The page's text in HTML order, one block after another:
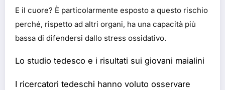
E il cuore? È particolarmente esposto a questo rischio
perché, rispetto ad altri organi, ha una capacità più
bassa di difendersi dallo stress ossidativo.
Lo studio tedesco e i risultati sui giovani maialini
I ricercatori tedeschi hanno voluto osservare